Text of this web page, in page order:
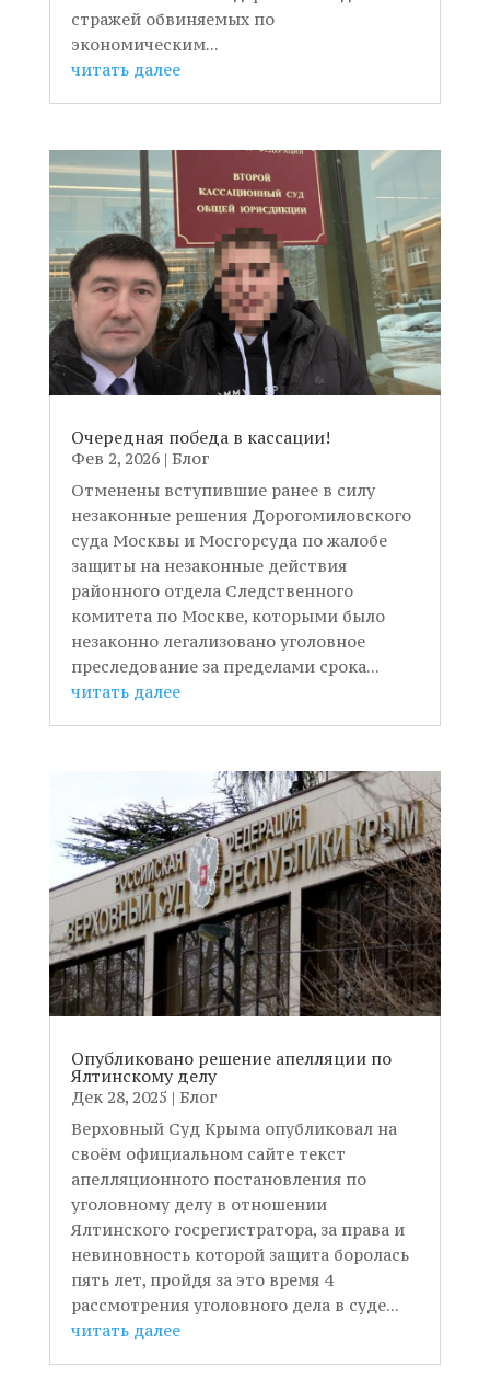
стражей обвиняемых по
экономическим...
читать далее
Очередная победа в кассации!
Фев 2, 2026| Блог
Отменены вступившие ранее в силу
незаконные решения Дорогомиловского
суда Москвы и Мосгорсуда по жалобе
защиты на незаконные действия
районного отдела Следственного
комитета по Москве, которыми было
незаконно легализовано уголовное
преследование за пределами срока...
читать далее
Опубликовано решение апелляции по
Ялтинскому делу
Дек 28, 2025 | Блог
Верховный Суд Крыма опубликовал на
своём официальном сайте текст
апелляционного постановления по
уголовному делу в отношении
Ялтинского госрегистратора, за права и
невиновность которой защита боролась
пять лет, пройдя за это время 4
рассмотрения уголовного дела в суде...
читать далее